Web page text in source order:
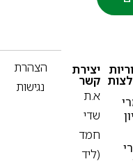
יצירת
קשר
א.ת
שדי
(ליד
הצהרת
נגישות